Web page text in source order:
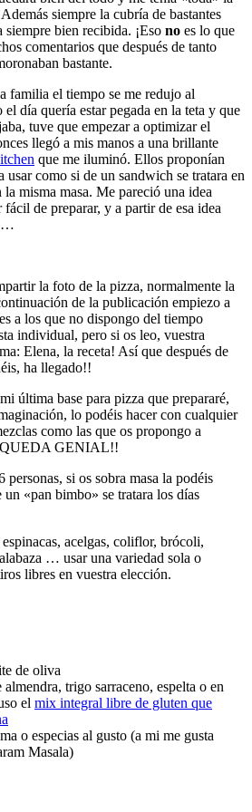
siempre la cubría de bastantes
bien recibida. ¡Eso no es lo que
comentarios que después de tanto
bastante.
familia el tiempo se me redujo al
día quería estar pegada en la teta y que
tuve que empezar a optimizar el
llegó a mis manos a una brillante
que me iluminó. Ellos proponían
usar como si de un sandwich se tratara en
la misma masa. Me pareció una idea
fácil de preparar, y a partir de esa idea
…
la foto de la pizza, normalmente la
de la publicación empiezo a
a los que no dispongo del tiempo
individual, pero si os leo, vuestra
Elena, la receta! Así que después de
ha llegado!!
última base para pizza que prepararé,
lo podéis hacer con cualquier
como las que os propongo a
QUEDA GENIAL!!
personas, si os sobra masa la podéis
«pan bimbo» se tratara los días
espinacas, acelgas, coliflor, brócoli,
… usar una variedad sola o
libres en vuestra elección.
de oliva
almendra, trigo sarraceno, espelta o en
el mix integral libre de gluten que
o especias al gusto (a mi me gusta
Masala)